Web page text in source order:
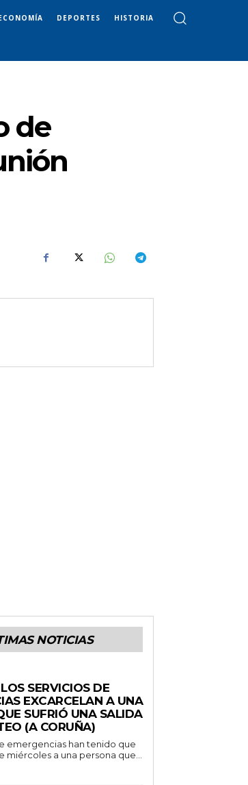
DEPORTES HISTORIA
de
NOTICIAS
SERVICIOS DE
EXCARCELAN A UNA
SUFRIÓ UNA SALIDA
(A CORUÑA)
emergencias han tenido que
miércoles a una persona que...